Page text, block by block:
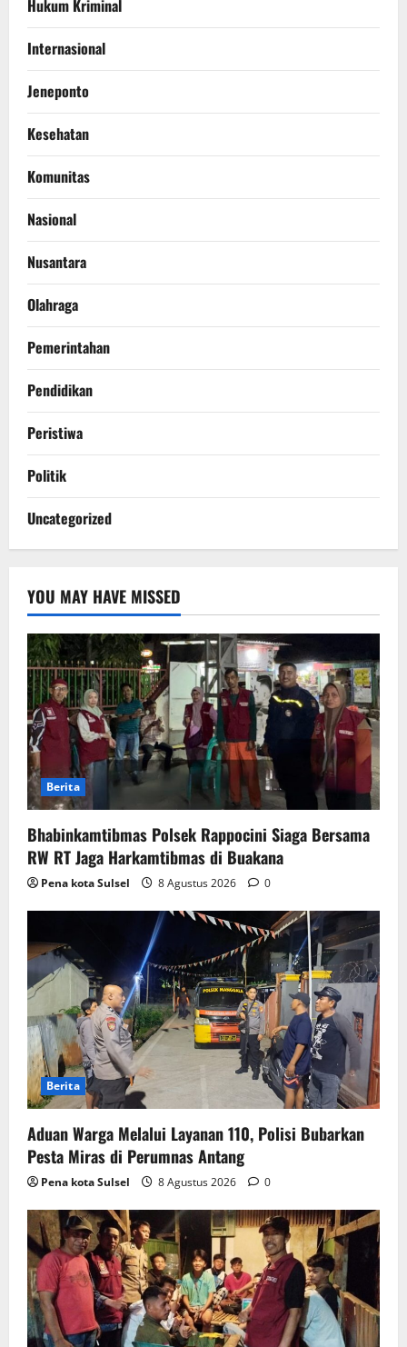
Hukum Kriminal
Internasional
Jeneponto
Kesehatan
Komunitas
Nasional
Nusantara
Olahraga
Pemerintahan
Pendidikan
Peristiwa
Politik
Uncategorized
YOU MAY HAVE MISSED
Berita
Bhabinkamtibmas Polsek Rappocini Siaga Bersama
RW RT Jaga Harkamtibmas di Buakana
Pena kota Sulsel 8 Agustus 2026 0
Berita
Aduan Warga Melalui Layanan 110, Polisi Bubarkan
Pesta Miras di Perumnas Antang
Pena kota Sulsel 8 Agustus 2026 0